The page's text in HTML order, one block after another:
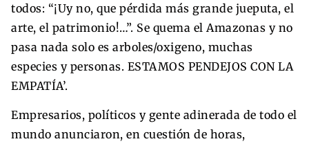
todos: “¡Uy no, que pérdida más grande jueputa, el
arte, el patrimonio!…”. Se quema el Amazonas y no
pasa nada solo es arboles/oxigeno, muchas
especies y personas. ESTAMOS PENDEJOS CON LA
EMPATÍA’.
Empresarios, políticos y gente adinerada de todo el
mundo anunciaron, en cuestión de horas,